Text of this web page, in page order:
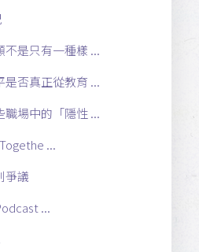
不是只有一種樣 ...
是否真正從教育 ...
職場中的「隱性 ...
...
爭議
...